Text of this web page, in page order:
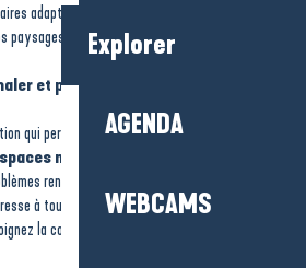
Explorer
AGENDA
WEBCAMS
adaptés à votre niveau. C’est un outil
paysages en toute sécurité et profiter au
et préserver nos sites de
qui permet à chacun decontribuer à la
naturels.
rencontrés (sentiers abîmés, obstacles,
à tous les pratiquants, quel que soit le
la communauté des Sentinelles des sports